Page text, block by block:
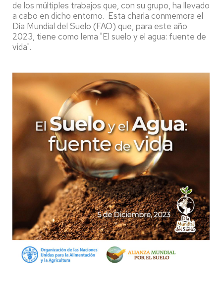
de los múltiples trabajos que, con su grupo, ha llevado
a cabo en dicho entorno. Esta charla conmemora el
Día Mundial del Suelo (FAO) que, para este año
2023, tiene como lema "El suelo y el agua: fuente de
vida".